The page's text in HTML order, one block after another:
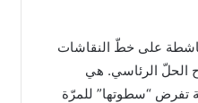
وناشطة على خطّ النقاشات
الحلّ الرئاسي. هي
تفرض “سطوتها” للمرّة